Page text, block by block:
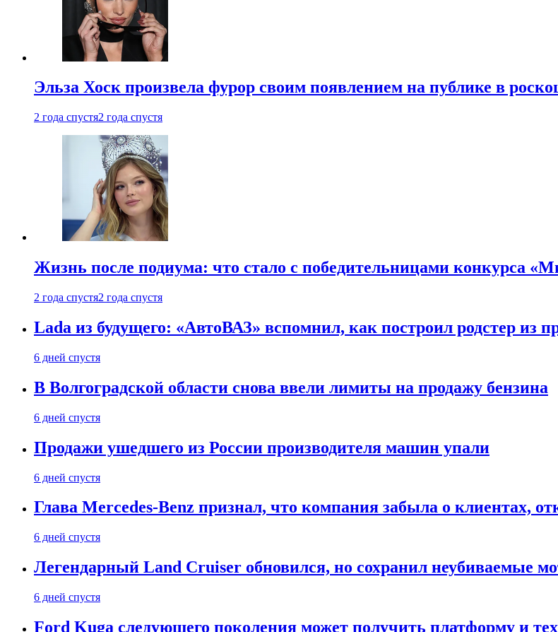
Эльза Хоск произвела фурор своим появлением на публике в
2 года спустя2 года спустя
Жизнь после подиума: что стало с победительницами конкурса
2 года спустя2 года спустя
Lada из будущего: «АвтоВАЗ» вспомнил, как построил родстер из
6 дней спустя
В Волгоградской области снова ввели лимиты на продажу бензина
6 дней спустя
Продажи ушедшего из России производителя машин упали
6 дней спустя
Глава Mercedes-Benz признал, что компания забыла о клиентах,
6 дней спустя
Легендарный Land Cruiser обновился, но сохранил неубиваемые
6 дней спустя
Ford Kuga следующего поколения может получить платформу и